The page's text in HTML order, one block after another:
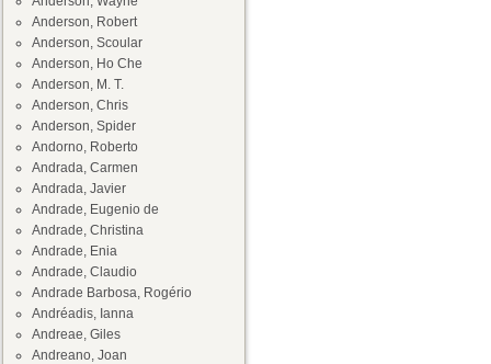
Anderson, Robert
Anderson, Scoular
Anderson, Ho Che
Anderson, M. T.
Anderson, Chris
Anderson, Spider
Andorno, Roberto
Andrada, Carmen
Andrada, Javier
Andrade, Eugenio de
Andrade, Christina
Andrade, Enia
Andrade, Claudio
Andrade Barbosa, Rogério
Andréadis, Ianna
Andreae, Giles
Andreano, Joan